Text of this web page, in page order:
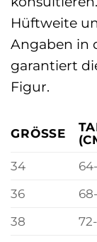
Hüftweite
Angaben in
garantiert
Figur.
GRÖSSE
34
36
38